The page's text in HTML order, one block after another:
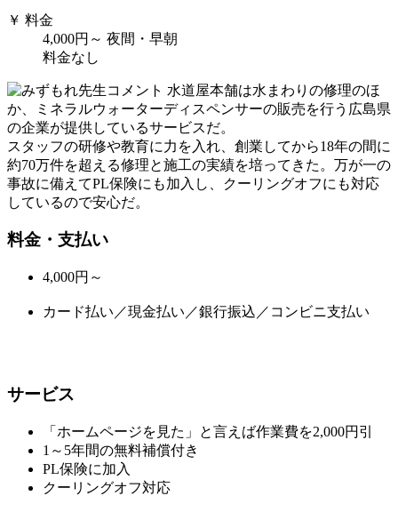
￥ 料金
4,000円～ 夜間・早朝
料金なし
水道屋本舗は水まわりの修理のほ
か、ミネラルウォーターディスペンサーの販売を行う広島県
の企業が提供しているサービスだ。
スタッフの研修や教育に力を入れ、創業してから18年の間に
約70万件を超える修理と施工の実績を培ってきた。万が一の
事故に備えてPL保険にも加入し、クーリングオフにも対応
しているので安心だ。
料金・支払い
4,000円～
カード払い／現金払い／銀行振込／コンビニ支払い
サービス
「ホームページを見た」と言えば作業費を2,000円引
1～5年間の無料補償付き
PL保険に加入
クーリングオフ対応